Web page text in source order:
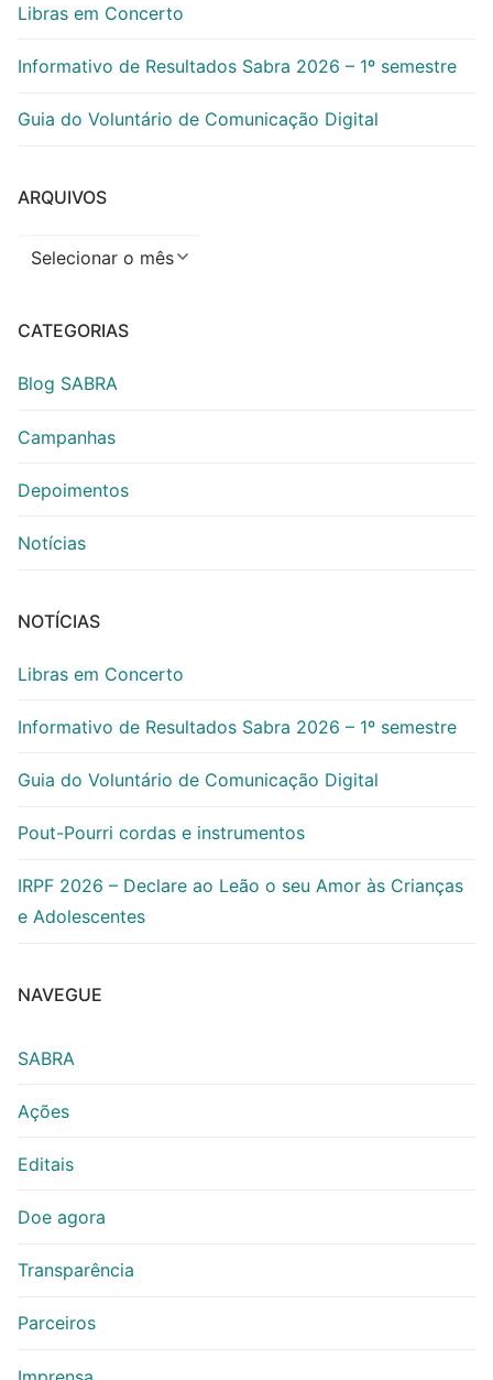
Libras em Concerto
Informativo de Resultados Sabra 2026 – 1º semestre
Guia do Voluntário de Comunicação Digital
ARQUIVOS
Arquivos
CATEGORIAS
Blog SABRA
Campanhas
Depoimentos
Notícias
NOTÍCIAS
Libras em Concerto
Informativo de Resultados Sabra 2026 – 1º semestre
Guia do Voluntário de Comunicação Digital
Pout-Pourri cordas e instrumentos
IRPF 2026 – Declare ao Leão o seu Amor às Crianças
e Adolescentes
NAVEGUE
SABRA
Ações
Editais
Doe agora
Transparência
Parceiros